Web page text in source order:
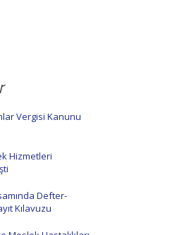
Vergisi Kanunu
Hizmetleri
Defter-
Kılavuzu